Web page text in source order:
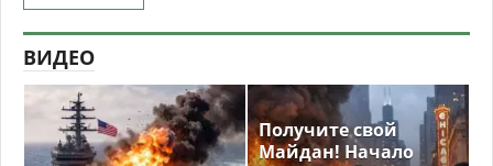
ВИДЕО
Получите свой
Майдан! Начало